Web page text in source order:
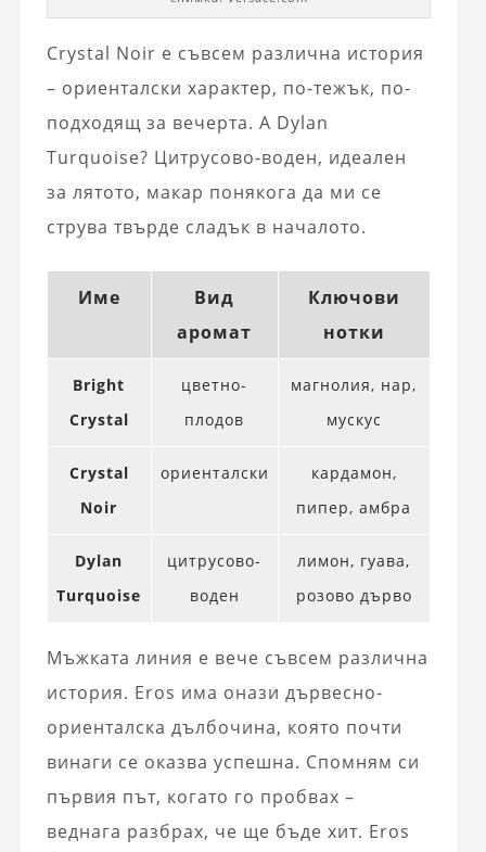
Crystal Noir е съвсем различна история
– ориенталски характер, по-тежък, по-
подходящ за вечерта. А Dylan
Turquoise? Цитрусово-воден, идеален
за лятото, макар понякога да ми се
струва твърде сладък в началото.
Име
Вид
аромат
Ключови
нотки
Bright
Crystal
цветно-
плодов
магнолия, нар,
мускус
Crystal
Noir
ориенталски
кардамон,
пипер, амбра
Dylan
Turquoise
цитрусово-
воден
лимон, гуава,
розово дърво
Мъжката линия е вече съвсем различна
история. Eros има онази дървесно-
ориенталска дълбочина, която почти
винаги се оказва успешна. Спомням си
първия път, когато го пробвах –
веднага разбрах, че ще бъде хит. Eros